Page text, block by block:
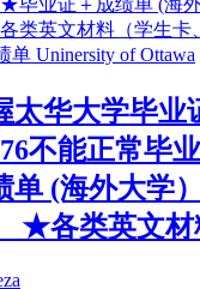
太华大学毕业
不能正常毕
单 (海外大学
★各类英文材